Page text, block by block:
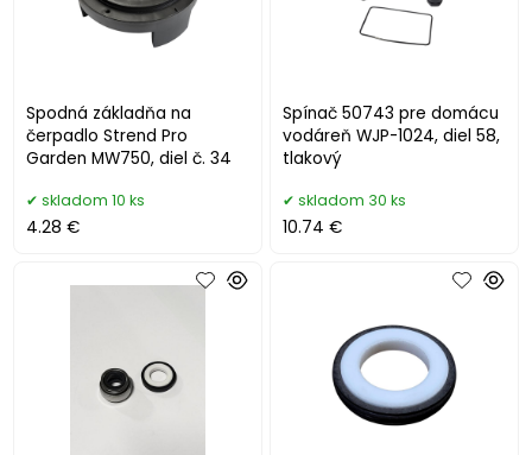
Spodná základňa na
čerpadlo Strend Pro
Garden MW750, diel č. 34
skladom 10 ks
4.28 €
Spínač 50743 pre domácu
vodáreň WJP-1024, diel 58,
tlakový
skladom 30 ks
10.74 €